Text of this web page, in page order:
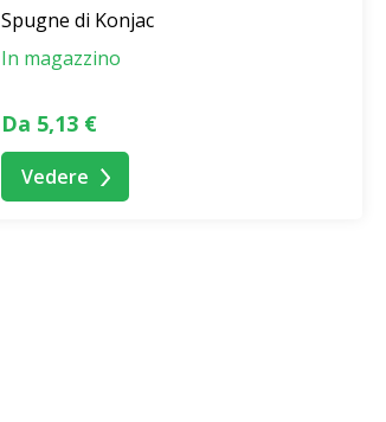
Spugne di Konjac
In magazzino
Da 5,13 €
Vedere